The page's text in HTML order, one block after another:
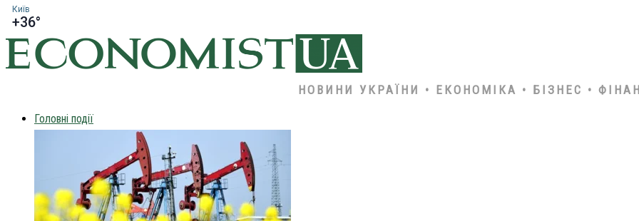
Київ
+36°
НОВИНИ УКРАЇНИ • ЕКОНОМІКА • БІЗНЕС •
Головні події